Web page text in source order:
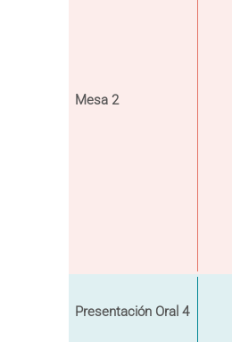
Mesa 2
Presentación Oral 4